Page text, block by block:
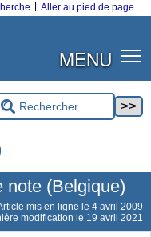
Aller au pied de page
MENU
note (Belgique)
mis en ligne le 4 avril 2009
modification le 19 avril 2021